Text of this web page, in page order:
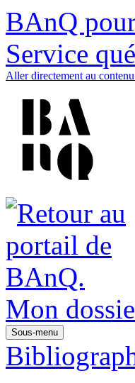
BAnQ
Service
Aller directement au
Mon
Sous-menu